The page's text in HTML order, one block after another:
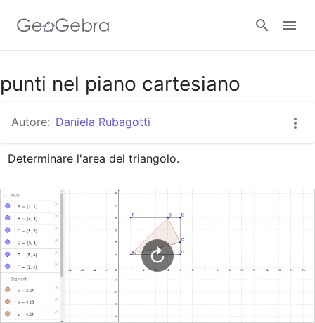
Google Classroom
GeoGebra Classroom
punti nel piano cartesiano
Autore: Daniela Rubagotti
Determinare l'area del triangolo.